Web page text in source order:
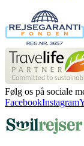
Følg os på sociale
FacebookInstagram